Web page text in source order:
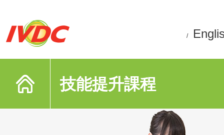
/
技能提升課程